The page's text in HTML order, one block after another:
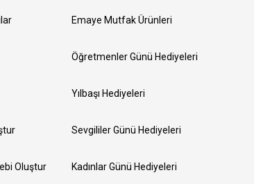
Oluştur
Emaye Mutfak Ürünleri
Öğretmenler Günü Hediyeleri
Yılbaşı Hediyeleri
Sevgililer Günü Hediyeleri
Kadınlar Günü Hediyeleri